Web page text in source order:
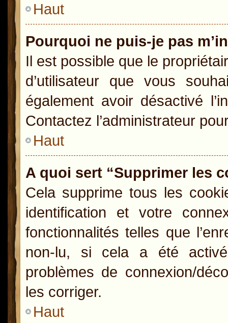
Haut
Pourquoi ne puis-je pas
Il est possible que le
d’utilisateur que vous
également avoir désactivé
Contactez l’administrateur
Haut
A quoi sert “Supprimer les
Cela supprime tous les
identification et votre
fonctionnalités telles que
non-lu, si cela a été
problèmes de connexion/
les corriger.
Haut